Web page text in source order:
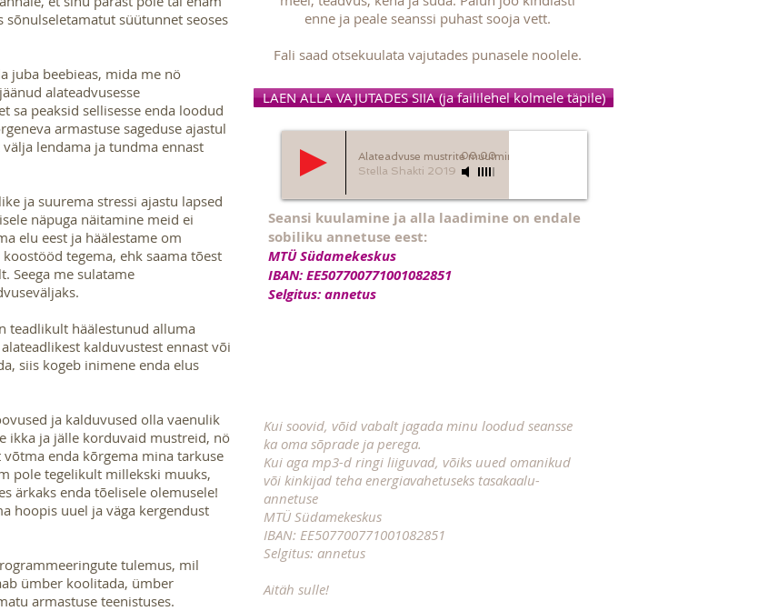
sõnulseletamatut süütunnet seoses
juba beebieas, mida me nö
alateadvusesse
sa peaksid sellisesse enda loodud
armastuse sageduse ajastul
lendama ja tundma ennast
ja suurema stressi ajastu lapsed
näpuga näitamine meid ei
elu eest ja häälestame om
tegema, ehk saama tõest
Seega me sulatame
teadlikult häälestunud alluma
kalduvustest ennast või
siis kogeb inimene enda elus
ja kalduvused olla vaenulik
ikka ja jälle korduvaid mustreid, nö
enda kõrgema mina tarkuse
pole tegelikult millekski muuks,
ärkaks enda tõelisele olemusele!
hoopis uuel ja väga kergendust
tulemus, mil
ümber koolitada, ümber
armastuse teenistuses.
LAEN ALLA VAJUTADES SIIA (ja faililehel kolmele täpile)
Alateadvuse mustrite muutmine
Stella Shakti 2019
00:00
Seansi kuulamine ja alla laadimine on endale
sobiliku annetuse eest:
MTÜ Südamekeskus
IBAN: EE507700771001082851
Selgitus: annetus
enne ja peale seanssi puhast sooja vett.
Fali saad otsekuulata vajutades punasele noolele.
Kui soovid, võid vabalt jagada minu loodud seansse
ka oma sõprade ja perega.
Kui aga mp3-d ringi liiguvad, võiks uued omanikud
või kinkijad teha energiavahetuseks tasakaalu-
annetuse
MTÜ Südamekeskus
IBAN: EE507700771001082851
Selgitus: annetus
Aitäh sulle!